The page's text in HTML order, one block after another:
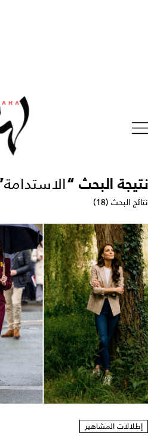
البحث “الاستدامة”
البحث (18)
إطلالات المشاهير